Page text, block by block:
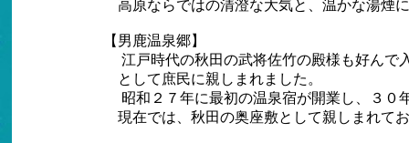
高原ならではの清澄な大気と、温かな湯煙
【男鹿温泉郷】
江戸時代の秋田の武将佐竹の殿様も好んで
として庶民に親しまれました。
昭和２７年に最初の温泉宿が開業し、３０
現在では、秋田の奥座敷として親しまれて